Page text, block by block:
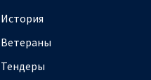
История
Ветераны
Тендеры